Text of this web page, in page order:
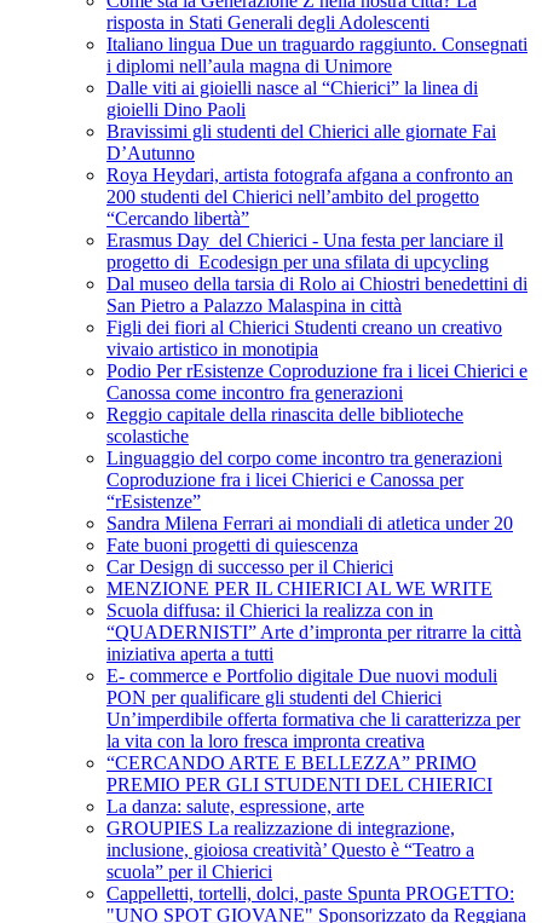
risposta in Stati Generali degli Adolescenti
Italiano lingua Due un traguardo raggiunto. Consegnati
i diplomi nell’aula magna di Unimore
Dalle viti ai gioielli nasce al “Chierici” la linea di
gioielli Dino Paoli
Bravissimi gli studenti del Chierici alle giornate Fai
D’Autunno
Roya Heydari, artista fotografa afgana a confronto an
200 studenti del Chierici nell’ambito del progetto
“Cercando libertà”
Erasmus Day del Chierici - Una festa per lanciare il
progetto di Ecodesign per una sfilata di upcycling
Dal museo della tarsia di Rolo ai Chiostri benedettini di
San Pietro a Palazzo Malaspina in città
Figli dei fiori al Chierici Studenti creano un creativo
vivaio artistico in monotipia
Podio Per rEsistenze Coproduzione fra i licei Chierici e
Canossa come incontro fra generazioni
Reggio capitale della rinascita delle biblioteche
scolastiche
Linguaggio del corpo come incontro tra generazioni
Coproduzione fra i licei Chierici e Canossa per
“rEsistenze”
Sandra Milena Ferrari ai mondiali di atletica under 20
Fate buoni progetti di quiescenza
Car Design di successo per il Chierici
MENZIONE PER IL CHIERICI AL WE WRITE
Scuola diffusa: il Chierici la realizza con in
“QUADERNISTI” Arte d’impronta per ritrarre la città
iniziativa aperta a tutti
E- commerce e Portfolio digitale Due nuovi moduli
PON per qualificare gli studenti del Chierici
Un’imperdibile offerta formativa che li caratterizza per
la vita con la loro fresca impronta creativa
“CERCANDO ARTE E BELLEZZA” PRIMO
PREMIO PER GLI STUDENTI DEL CHIERICI
La danza: salute, espressione, arte
GROUPIES La realizzazione di integrazione,
inclusione, gioiosa creatività’ Questo è “Teatro a
scuola” per il Chierici
Cappelletti, tortelli, dolci, paste Spunta PROGETTO:
"UNO SPOT GIOVANE" Sponsorizzato da Reggiana